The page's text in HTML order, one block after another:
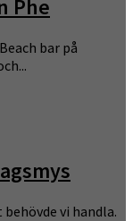
Phe
bar på
vi handla.